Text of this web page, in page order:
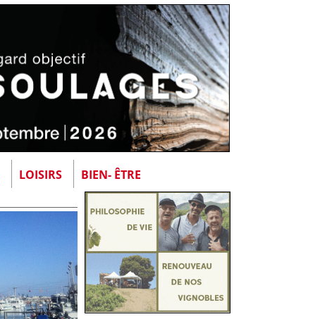
LOISIRS
BIEN- ÊTRE